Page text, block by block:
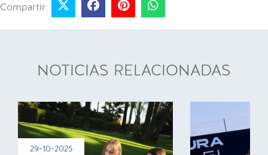
Compartir
NOTICIAS RELACIONADAS
29-10-2025